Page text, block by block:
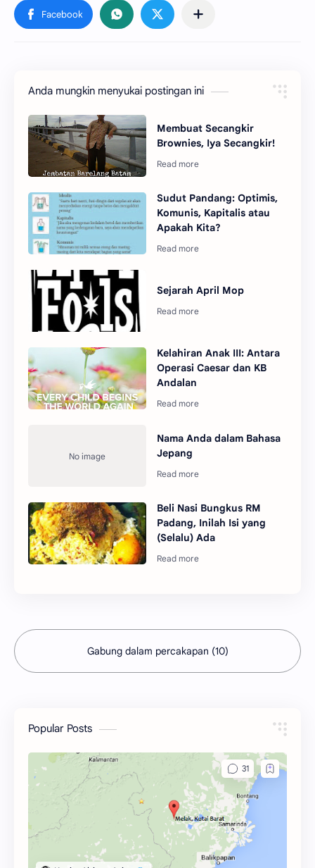
Anda mungkin menyukai postingan ini
Membuat Secangkir
Brownies, Iya Secangkir!
Sudut Pandang: Optimis,
Komunis, Kapitalis atau
Apakah Kita?
Sejarah April Mop
Kelahiran Anak III: Antara
Operasi Caesar dan KB
Andalan
Nama Anda dalam Bahasa
Jepang
Beli Nasi Bungkus RM
Padang, Inilah Isi yang
(Selalu) Ada
Gabung dalam percakapan (10)
Popular Posts